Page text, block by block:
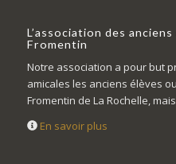
L’association des
Fromentin
Notre association a pour but
amicales les anciens élèves
Fromentin de La Rochelle,
En savoir plus